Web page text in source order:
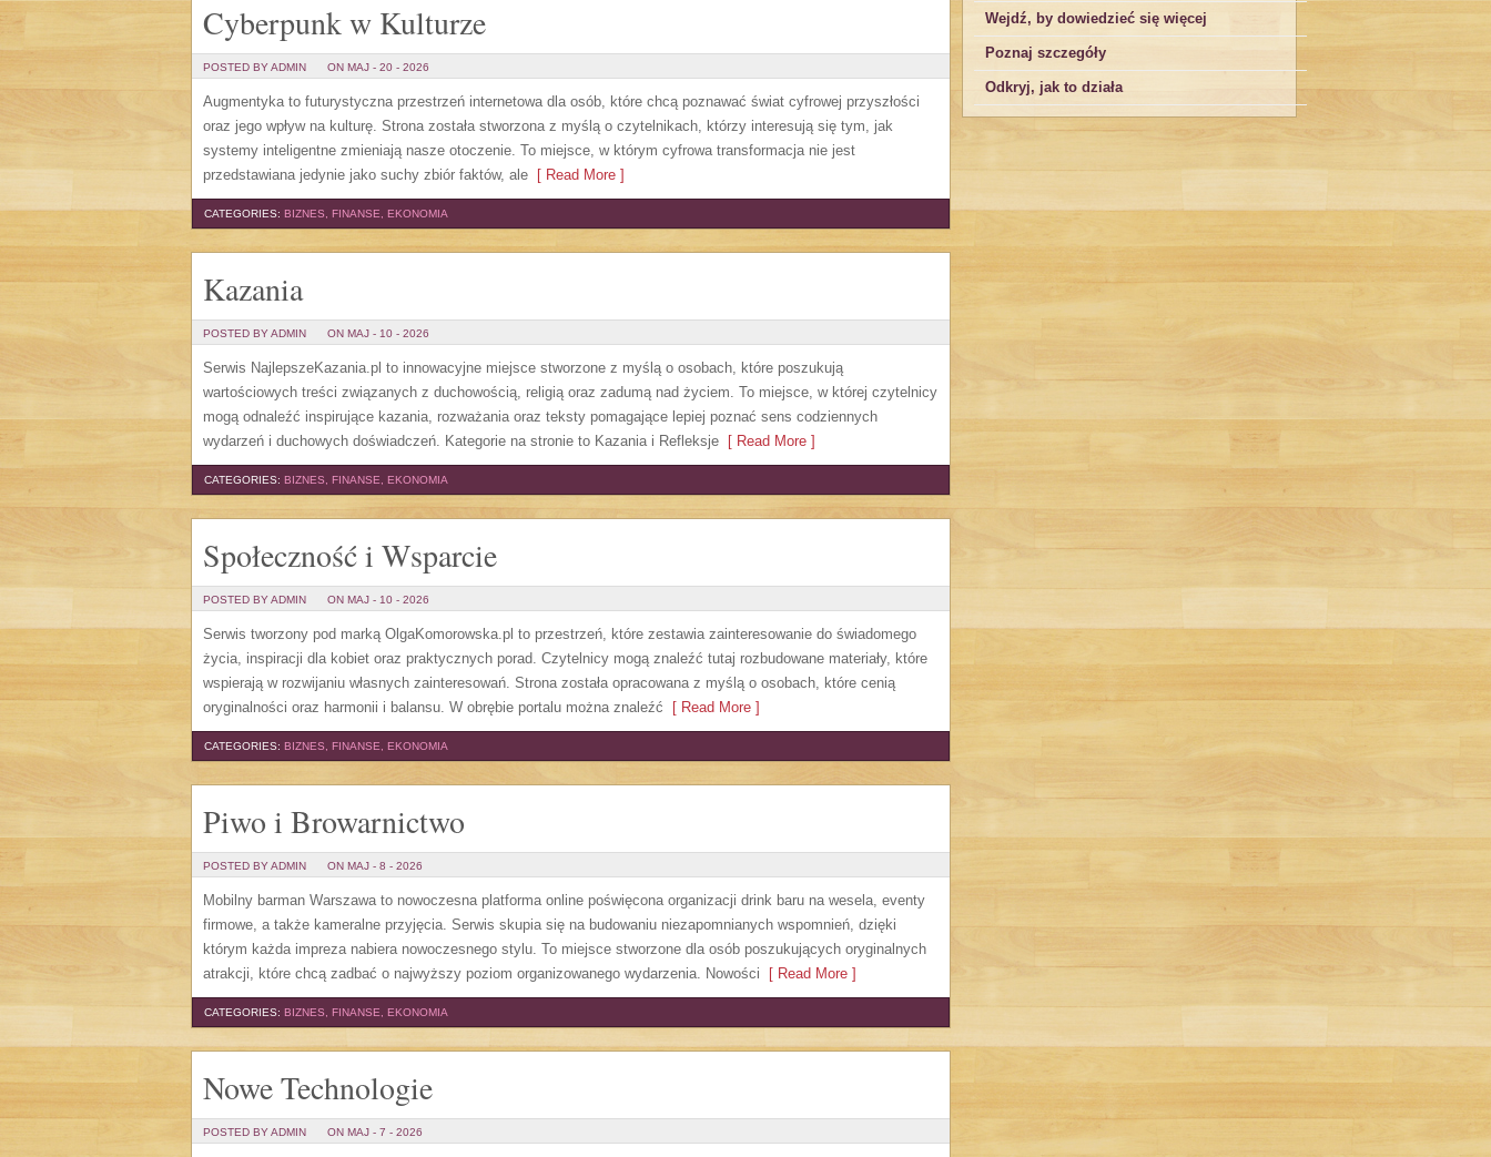
Cyberpunk w Kulturze
POSTED BY ADMIN ON MAJ - 20 - 2026
Augmentyka to futurystyczna przestrzeń internetowa dla osób, które chcą poznawać świat cyfrowej przyszłości
oraz jego wpływ na kulturę. Strona została stworzona z myślą o czytelnikach, którzy interesują się tym, jak
systemy inteligentne zmieniają nasze otoczenie. To miejsce, w którym cyfrowa transformacja nie jest
przedstawiana jedynie jako suchy zbiór faktów, ale [ Read More ]
CATEGORIES: BIZNES, FINANSE, EKONOMIA
Kazania
POSTED BY ADMIN ON MAJ - 10 - 2026
Serwis NajlepszeKazania.pl to innowacyjne miejsce stworzone z myślą o osobach, które poszukują
wartościowych treści związanych z duchowością, religią oraz zadumą nad życiem. To miejsce, w której czytelnicy
mogą odnaleźć inspirujące kazania, rozważania oraz teksty pomagające lepiej poznać sens codziennych
wydarzeń i duchowych doświadczeń. Kategorie na stronie to Kazania i Refleksje [ Read More ]
CATEGORIES: BIZNES, FINANSE, EKONOMIA
Społeczność i Wsparcie
POSTED BY ADMIN ON MAJ - 10 - 2026
Serwis tworzony pod marką OlgaKomorowska.pl to przestrzeń, które zestawia zainteresowanie do świadomego
życia, inspiracji dla kobiet oraz praktycznych porad. Czytelnicy mogą znaleźć tutaj rozbudowane materiały, które
wspierają w rozwijaniu własnych zainteresowań. Strona została opracowana z myślą o osobach, które cenią
oryginalności oraz harmonii i balansu. W obrębie portalu można znaleźć [ Read More ]
CATEGORIES: BIZNES, FINANSE, EKONOMIA
Piwo i Browarnictwo
POSTED BY ADMIN ON MAJ - 8 - 2026
Mobilny barman Warszawa to nowoczesna platforma online poświęcona organizacji drink baru na wesela, eventy
firmowe, a także kameralne przyjęcia. Serwis skupia się na budowaniu niezapomnianych wspomnień, dzięki
którym każda impreza nabiera nowoczesnego stylu. To miejsce stworzone dla osób poszukujących oryginalnych
atrakcji, które chcą zadbać o najwyższy poziom organizowanego wydarzenia. Nowości [ Read More ]
CATEGORIES: BIZNES, FINANSE, EKONOMIA
Nowe Technologie
POSTED BY ADMIN ON MAJ - 7 - 2026
Wejdź, by dowiedzieć się więcej
Poznaj szczegóły
Odkryj, jak to działa